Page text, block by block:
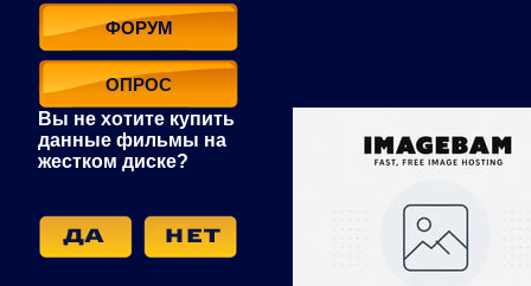
ФОРУМ
ОПРОС
Вы не хотите купить
данные фильмы на
жестком диске?